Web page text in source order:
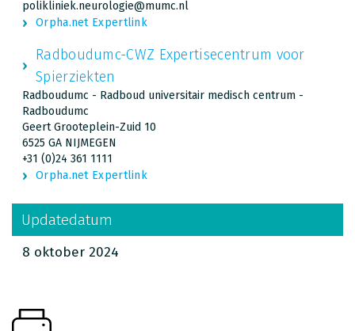
polikliniek.neurologie@mumc.nl
Orpha.net Expertlink
Radboudumc-CWZ Expertisecentrum voor
Spierziekten
Radboudumc - Radboud universitair medisch centrum -
Radboudumc
Geert Grooteplein-Zuid 10
6525 GA NIJMEGEN
+31 (0)24 361 1111
Orpha.net Expertlink
Updatedatum
8 oktober 2024